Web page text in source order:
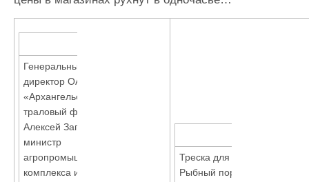
Генеральный
директор ОАО
«Архангельский
траловый флот»
Алексей Заплатов и
министр
агропромышленного
комплекса и
Треска для северян.
Рыбный порт ОАО